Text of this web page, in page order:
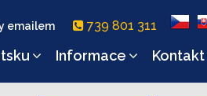
emailem 739 801 311
Informace Kontakt